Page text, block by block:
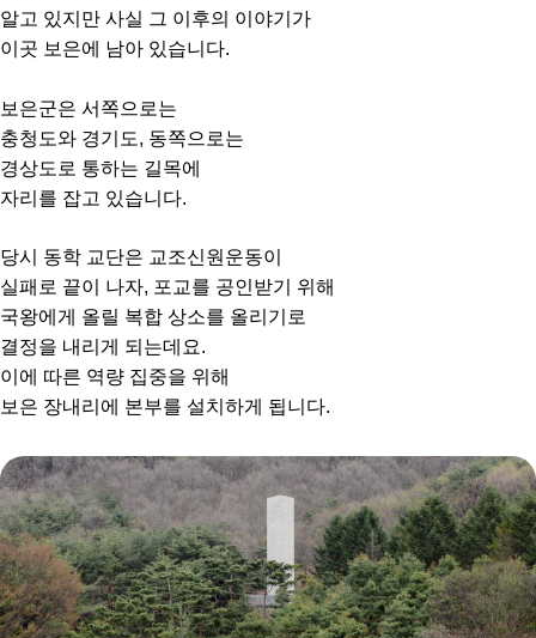
알고 있지만 사실 그 이후의 이야기가
이곳 보은에 남아 있습니다.
보은군은 서쪽으로는
충청도와 경기도, 동쪽으로는
경상도로 통하는 길목에
자리를 잡고 있습니다.
당시 동학 교단은 교조신원운동이
실패로 끝이 나자, 포교를 공인받기 위해
국왕에게 올릴 복합 상소를 올리기로
결정을 내리게 되는데요.
이에 따른 역량 집중을 위해
보은 장내리에 본부를 설치하게 됩니다.